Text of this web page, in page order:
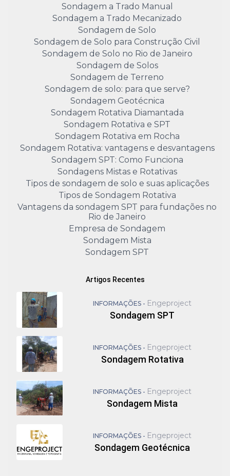
Sondagem a Trado Manual
Sondagem a Trado Mecanizado
Sondagem de Solo
Sondagem de Solo para Construção Civil
Sondagem de Solo no Rio de Janeiro
Sondagem de Solos
Sondagem de Terreno
Sondagem de solo: para que serve?
Sondagem Geotécnica
Sondagem Rotativa Diamantada
Sondagem Rotativa e SPT
Sondagem Rotativa em Rocha
Sondagem Rotativa: vantagens e desvantagens
Sondagem SPT: Como Funciona
Sondagens Mistas e Rotativas
Tipos de sondagem de solo e suas aplicações
Tipos de Sondagem Rotativa
Vantagens da sondagem SPT para fundações no
Rio de Janeiro
Empresa de Sondagem
Sondagem Mista
Sondagem SPT
Artigos Recentes
INFORMAÇÕES - Engeproject
Sondagem SPT
INFORMAÇÕES - Engeproject
Sondagem Rotativa
INFORMAÇÕES - Engeproject
Sondagem Mista
INFORMAÇÕES - Engeproject
Sondagem Geotécnica